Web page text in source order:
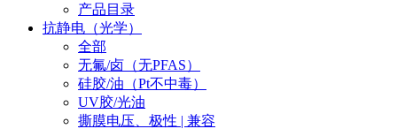
产品目录
抗静电（光学）
全部
无氟/卤（无PFAS）
硅胶/油（Pt不中毒）
UV胶/光油
撕膜电压、极性 | 兼容